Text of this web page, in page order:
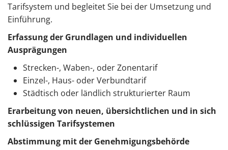
Tarifsystem und begleitet Sie bei der Umsetzung und
Einführung.
Erfassung der Grundlagen und individuellen
Ausprägungen
Strecken-, Waben-, oder Zonentarif
Einzel-, Haus- oder Verbundtarif
Städtisch oder ländlich strukturierter Raum
Erarbeitung von neuen, übersichtlichen und in sich
schlüssigen Tarifsystemen
Abstimmung mit der Genehmigungsbehörde